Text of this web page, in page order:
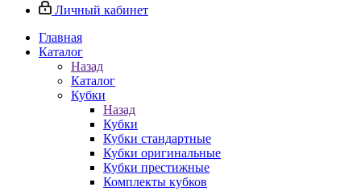
Личный кабинет
Главная
Каталог
Назад
Каталог
Кубки
Назад
Кубки
Кубки стандартные
Кубки оригинальные
Кубки престижные
Комплекты кубков